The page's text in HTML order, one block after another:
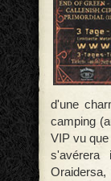
d'une
camping
VIP vu
s'avérera